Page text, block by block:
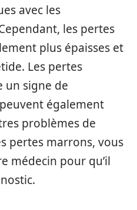
avec les
les pertes
plus épaisses et
Les pertes
un signe de
également
problèmes de
pertes marrons, vous
médecin pour qu’il